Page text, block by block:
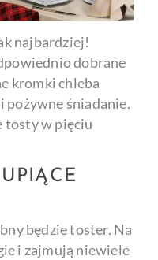
najbardziej!
dobrane
kromki chleba
pożywne śniadanie.
tosty w pięciu
będzie toster. Na
i zajmują niewiele